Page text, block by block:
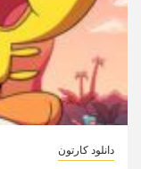
دانلود کارتون